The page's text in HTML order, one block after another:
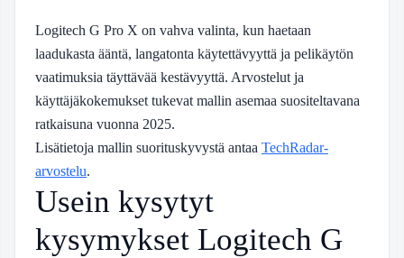
Logitech G Pro X on vahva valinta, kun haetaan
laadukasta ääntä, langatonta käytettävyyttä ja pelikäytön
vaatimuksia täyttävää kestävyyttä. Arvostelut ja
käyttäjäkokemukset tukevat mallin asemaa suositeltavana
ratkaisuna vuonna 2025.
Lisätietoja mallin suorituskyvystä antaa TechRadar-
arvostelu.
Usein kysytyt
kysymykset Logitech G